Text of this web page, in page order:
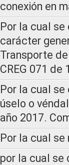
conexión en
Por la cual
carácter
Transporte
CREG 071 de
Por la cual
úselo o
año 2017.
Por la cual se
por la cual se